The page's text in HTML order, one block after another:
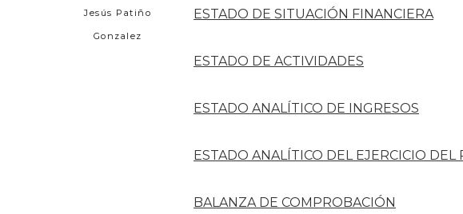
Jesús Patiño
Gonzalez
ESTADO DE SITUACIÓN FINANCIERA
ESTADO DE ACTIVIDADES
ESTADO ANALÍTICO DE INGRESOS
ESTADO ANALÍTICO DEL EJERCICIO
BALANZA DE COMPROBACIÓN